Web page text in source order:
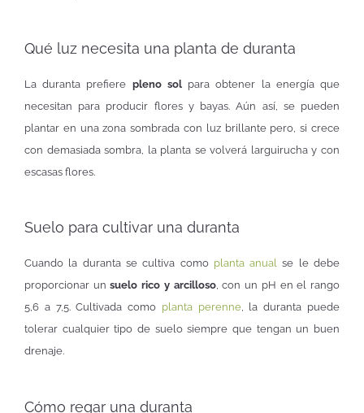
Qué luz necesita una planta de duranta
La duranta prefiere pleno sol para obtener la energía que
necesitan para producir flores y bayas. Aún así, se pueden
plantar en una zona sombrada con luz brillante pero, si crece
con demasiada sombra, la planta se volverá larguirucha y con
escasas flores.
Suelo para cultivar una duranta
Cuando la duranta se cultiva como planta anual se le debe
proporcionar un suelo rico y arcilloso, con un pH en el rango
5,6 a 7,5. Cultivada como planta perenne, la duranta puede
tolerar cualquier tipo de suelo siempre que tengan un buen
drenaje.
Cómo regar una duranta